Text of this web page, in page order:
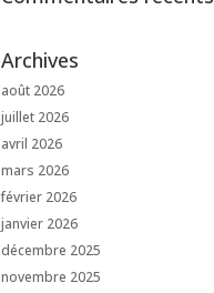
Archives
août 2026
juillet 2026
avril 2026
mars 2026
février 2026
janvier 2026
décembre 2025
novembre 2025